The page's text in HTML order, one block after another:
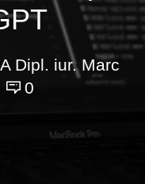
Dipl. iur. Marc
0